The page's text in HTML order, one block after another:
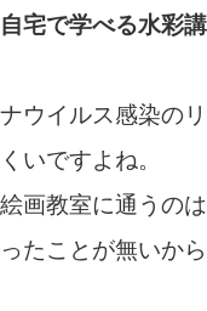
宅で学べる水彩
ウイルス感染の
いですよね。
画教室に通うの
たことが無いか